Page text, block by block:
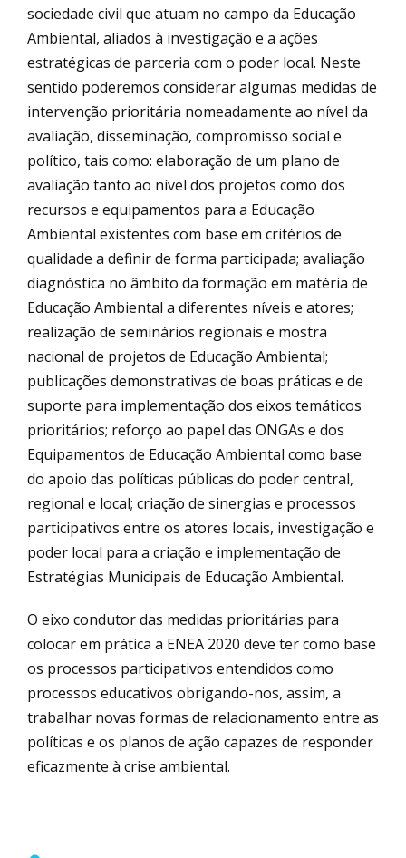
sociedade civil que atuam no campo da Educação
Ambiental, aliados à investigação e a ações
estratégicas de parceria com o poder local. Neste
sentido poderemos considerar algumas medidas de
intervenção prioritária nomeadamente ao nível da
avaliação, disseminação, compromisso social e
político, tais como: elaboração de um plano de
avaliação tanto ao nível dos projetos como dos
recursos e equipamentos para a Educação
Ambiental existentes com base em critérios de
qualidade a definir de forma participada; avaliação
diagnóstica no âmbito da formação em matéria de
Educação Ambiental a diferentes níveis e atores;
realização de seminários regionais e mostra
nacional de projetos de Educação Ambiental;
publicações demonstrativas de boas práticas e de
suporte para implementação dos eixos temáticos
prioritários; reforço ao papel das ONGAs e dos
Equipamentos de Educação Ambiental como base
do apoio das políticas públicas do poder central,
regional e local; criação de sinergias e processos
participativos entre os atores locais, investigação e
poder local para a criação e implementação de
Estratégias Municipais de Educação Ambiental.
O eixo condutor das medidas prioritárias para
colocar em prática a ENEA 2020 deve ter como base
os processos participativos entendidos como
processos educativos obrigando-nos, assim, a
trabalhar novas formas de relacionamento entre as
políticas e os planos de ação capazes de responder
eficazmente à crise ambiental.